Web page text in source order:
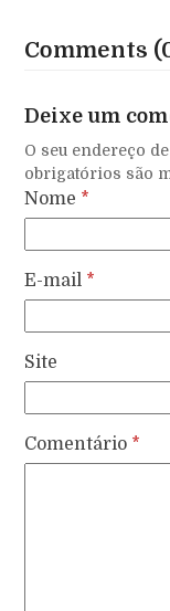
Comments
Deixe um
O seu endereço
obrigatórios são
Nome *
E-mail *
Site
Comentário *